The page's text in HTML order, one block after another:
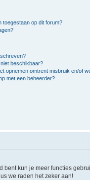
toegestaan op dit forum?
beschikbaar?
opnemen omtrent misbruik en/of
met een beheerder?
kun je meer functies
we raden het zeker aan!